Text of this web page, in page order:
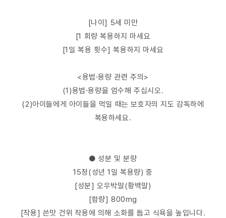
[나이] 5세 미만
[1 회량 복용하지 마세요
[1일 복용 횟수] 복용하지 마세요
<용법·용량 관련 주의>
(1)용법·용량을 엄수해 주십시오.
(2)아이들에게 아이들을 먹일 때는 보호자의 지도 감독하에
복용하세요.
● 성분 및 분량
15정(성년 1일 복용량) 중
[성분] 오우박말(황백말)
[함량] 800mg
[작용] 쓴맛 건위 작용에 의해 소화를 돕고 식욕을 높입니다.